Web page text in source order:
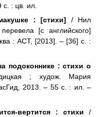
с. : цв. ил.
: [стихи] / Нил
[с английского]
: АСТ, [2013]. – [36] с. :
подоконнике : стихи о
; худож. Мария
2013. – 55 с. : ил. –
вертится : стихи /